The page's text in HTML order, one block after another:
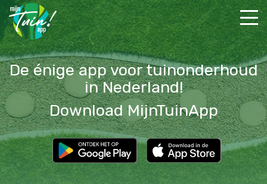
De énige app voor tuinonderhoud
in Nederland!
Download MijnTuinApp